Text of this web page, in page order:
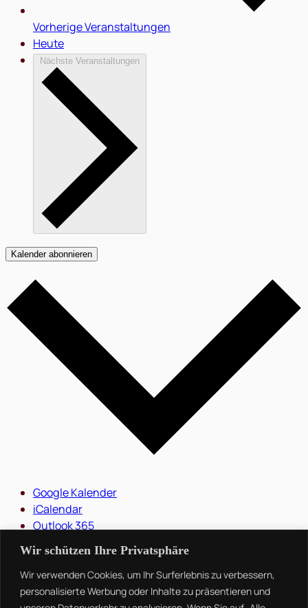
Wir schützen Ihre Privatsphäre
Wir verwenden Cookies, um Ihr Surferlebnis zu verbessern,
personalisierte Werbung oder Inhalte zu präsentieren und
VorherigeVeranstaltungen
Heute
Nächste Veranstaltungen
Kalender abonnieren
Google Kalender
iCalendar
Outlook 365
Outlook Live
.ics-Datei exportieren
Exportiere Outlook .ics Datei